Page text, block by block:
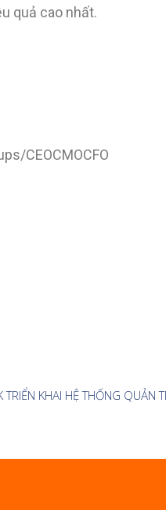
quả cao nhất.
CEOCMOCFO
TRIỂN KHAI HỆ THỐNG